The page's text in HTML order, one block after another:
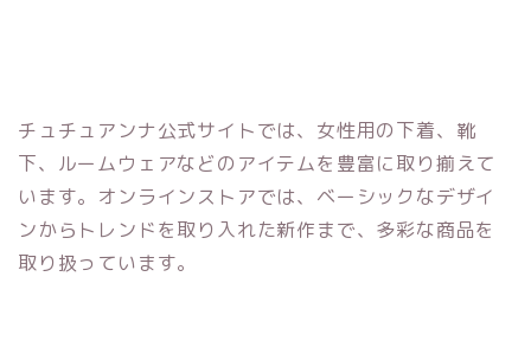
チュチュアンナ公式サイトでは、女性用の下着、靴
下、ルームウェアなどのアイテムを豊富に取り揃えて
います。オンラインストアでは、ベーシックなデザイ
ンからトレンドを取り入れた新作まで、多彩な商品を
取り扱っています。